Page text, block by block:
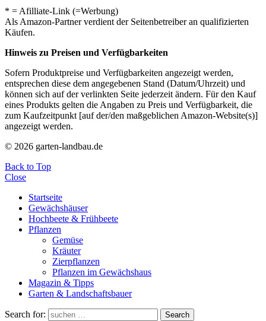
* = Afilliate-Link (=Werbung)
Als Amazon-Partner verdient der Seitenbetreiber an qualifizierten
Käufen.
Hinweis zu Preisen und Verfügbarkeiten
Sofern Produktpreise und Verfügbarkeiten angezeigt werden,
entsprechen diese dem angegebenen Stand (Datum/Uhrzeit) und
können sich auf der verlinkten Seite jederzeit ändern. Für den Kauf
eines Produkts gelten die Angaben zu Preis und Verfügbarkeit, die
zum Kaufzeitpunkt [auf der/den maßgeblichen Amazon-Website(s)]
angezeigt werden.
© 2026 garten-landbau.de
Back to Top
Close
Startseite
Gewächshäuser
Hochbeete & Frühbeete
Pflanzen
Gemüse
Kräuter
Zierpflanzen
Pflanzen im Gewächshaus
Magazin & Tipps
Garten & Landschaftsbauer
Search for: Search